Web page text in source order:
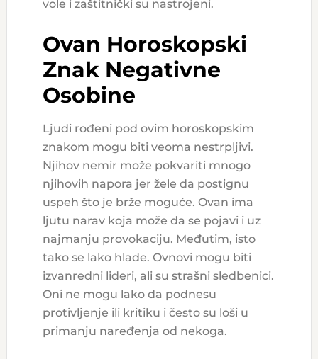
vole i zaštitnički su nastrojeni.
Ovan Horoskopski
Znak Negativne
Osobine
Ljudi rođeni pod ovim horoskopskim
znakom mogu biti veoma nestrpljivi.
Njihov nemir može pokvariti mnogo
njihovih napora jer žele da postignu
uspeh što je brže moguće. Ovan ima
ljutu narav koja može da se pojavi i uz
najmanju provokaciju. Međutim, isto
tako se lako hlade. Ovnovi mogu biti
izvanredni lideri, ali su strašni sledbenici.
Oni ne mogu lako da podnesu
protivljenje ili kritiku i često su loši u
primanju naređenja od nekoga.